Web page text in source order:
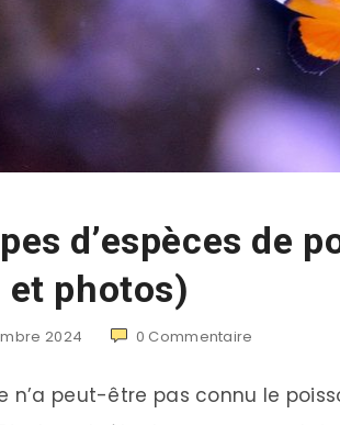
d’espèces de
photos)
2024 0 Commentaire
n’a peut-être pas connu le